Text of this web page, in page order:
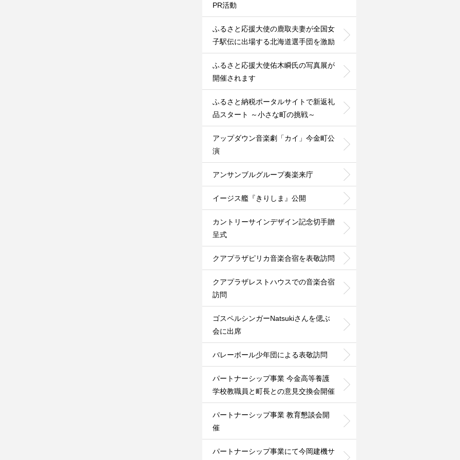
PR活動
ふるさと応援大使の鹿取夫妻が全国女
子駅伝に出場する北海道選手団を激励
ふるさと応援大使佑木瞬氏の写真展が
開催されます
ふるさと納税ポータルサイトで新返礼
品スタート ～小さな町の挑戦～
アップダウン音楽劇「カイ」今金町公
演
アンサンブルグループ奏楽来庁
イージス艦『きりしま』公開
カントリーサインデザイン記念切手贈
呈式
クアプラザピリカ音楽合宿を表敬訪問
クアプラザレストハウスでの音楽合宿
訪問
ゴスペルシンガーNatsukiさんを偲ぶ
会に出席
バレーボール少年団による表敬訪問
パートナーシップ事業 今金高等養護
学校教職員と町長との意見交換会開催
パートナーシップ事業 教育懇談会開
催
パートナーシップ事業にて今岡建機サ